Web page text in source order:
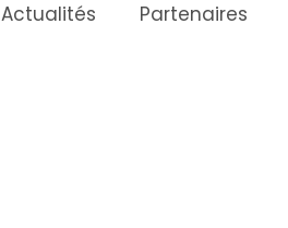
Actualités Partenaires